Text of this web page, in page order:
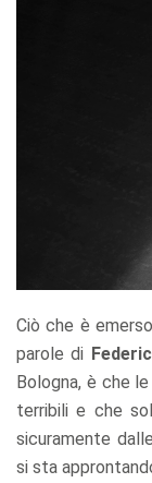
Ciò che è
parole di
Bologna, è che
terribili e che
sicuramente
si sta